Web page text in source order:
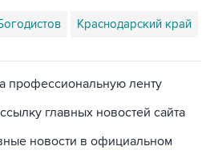
Краснодарский край
профессиональную ленту
главных новостей сайта
новости в официальном